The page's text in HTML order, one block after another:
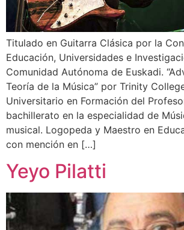
Titulado en Guitarra Clásica por la
Educación, Universidades e
Comunidad Autónoma de Euskadi.
Teoría de la Música” por Trinity
Universitario en Formación del
bachillerato en la especialidad de
musical. Logopeda y Maestro en
con mención en […]
Yeyo Pilatti